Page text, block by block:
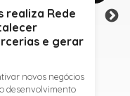
realiza Rede
e gerar
novos negócios
desenvolvimento